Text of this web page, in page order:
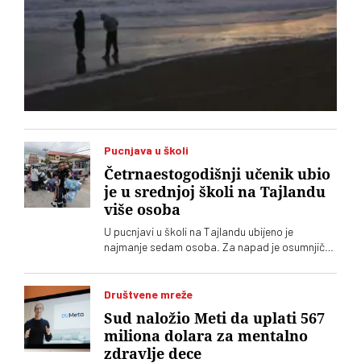
Pucnjava u školi
Četrnaestogodišnji učenik ubio
je u srednjoj školi na Tajlandu
više osoba
U pucnjavi u školi na Tajlandu ubijeno je
najmanje sedam osoba. Za napad je osumnjičen
Društvene mreže
Sud naložio Meti da uplati 567
miliona dolara za mentalno
zdravlje dece